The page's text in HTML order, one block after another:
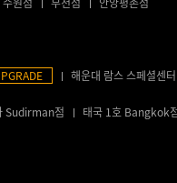
해운대 람스 스페셜센터
Sudirman점 태국 1호 Bangkok